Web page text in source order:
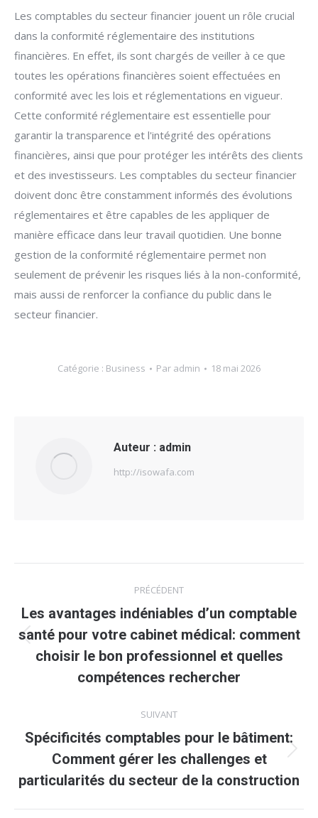
Les comptables du secteur financier jouent un rôle crucial
dans la conformité réglementaire des institutions
financières. En effet, ils sont chargés de veiller à ce que
toutes les opérations financières soient effectuées en
conformité avec les lois et réglementations en vigueur.
Cette conformité réglementaire est essentielle pour
garantir la transparence et l'intégrité des opérations
financières, ainsi que pour protéger les intérêts des clients
et des investisseurs. Les comptables du secteur financier
doivent donc être constamment informés des évolutions
réglementaires et être capables de les appliquer de
manière efficace dans leur travail quotidien. Une bonne
gestion de la conformité réglementaire permet non
seulement de prévenir les risques liés à la non-conformité,
mais aussi de renforcer la confiance du public dans le
secteur financier.
Catégorie : Business Par admin 18 mai 2026
Auteur : admin
http://isowafa.com
article
PRÉCÉDENT
Article
précédent
:
Les avantages indéniables d’un comptable
santé pour votre cabinet médical: comment
choisir le bon professionnel et quelles
compétences rechercher
SUIVANT
Article
suivant
Spécificités comptables pour le bâtiment:
Comment gérer les challenges et
particularités du secteur de la construction